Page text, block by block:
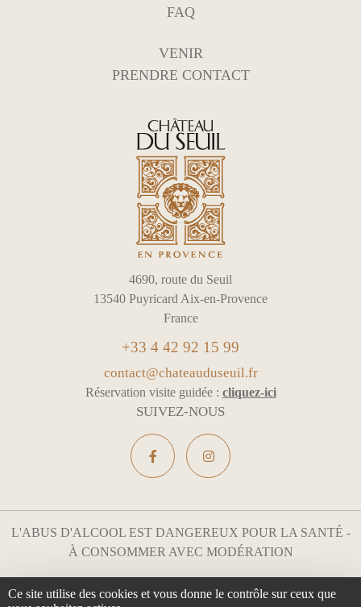
FAQ
VENIR
PRENDRE CONTACT
4690, route du Seuil
13540 Puyricard Aix-en-Provence
France
+33 4 42 92 15 99
contact@chateauduseuil.fr
Réservation visite guidée : cliquez-ici
SUIVEZ-NOUS
L'ABUS D'ALCOOL EST DANGEREUX POUR LA SANTÉ -
À CONSOMMER AVEC MODÉRATION
Ce site utilise des cookies et vous donne le contrôle sur ceux que